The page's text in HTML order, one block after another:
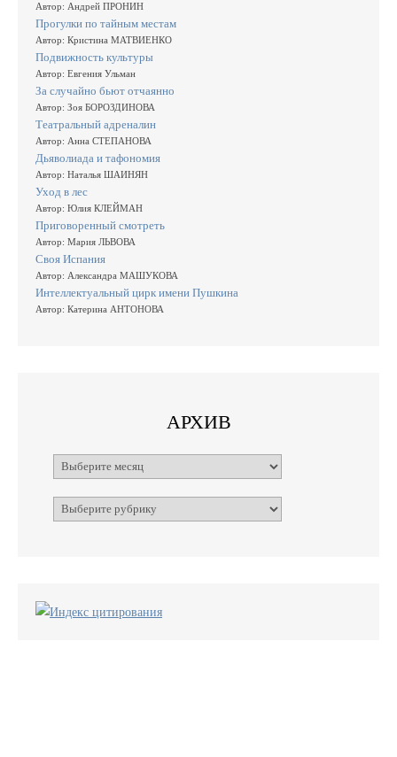
Автор: Андрей ПРОНИН
Прогулки по тайным местам
Автор: Кристина МАТВИЕНКО
Подвижность культуры
Автор: Евгения Ульман
За случайно бьют отчаянно
Автор: Зоя БОРОЗДИНОВА
Театральный адреналин
Автор: Анна СТЕПАНОВА
Дьяволиада и тафономия
Автор: Наталья ШАИНЯН
Уход в лес
Автор: Юлия КЛЕЙМАН
Приговоренный смотреть
Автор: Мария ЛЬВОВА
Своя Испания
Автор: Александра МАШУКОВА
Интеллектуальный цирк имени Пушкина
Автор: Катерина АНТОНОВА
АРХИВ
Архивы
Рубрики